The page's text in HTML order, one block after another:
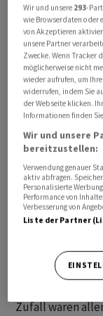
Die US-
offiziell
Max-
sich jedoch,
Denn bereits
einmal
auch eine nicht
einem
Behörde
Umständen
737-9 Max
herausriss. Die
Zufall waren
Wir und unsere 293-
wie Browserdaten oder
von Akzeptieren
unsere Partner
Zwecke. Wenn Tracker
möglicherweise nicht
wieder aufrufen, um
widerrufen, indem Sie
der Webseite klicken.
Informationen finden
Wir und unsere
bereitzustellen:
Verwendung genauer
aktiv abfragen.
Personalisierte
Performance von
Verbesserung von
Liste der Partner